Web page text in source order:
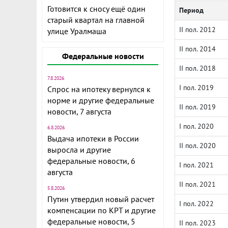
Готовится к сносу ещё один
старый квартал на главной
улице Уралмаша
Федеральные новости
7.8.2026
Спрос на ипотеку вернулся к
норме и другие федеральные
новости, 7 августа
6.8.2026
Выдача ипотеки в России
выросла и другие
федеральные новости, 6
августа
5.8.2026
Путин утвердил новый расчет
компенсации по КРТ и другие
федеральные новости, 5
Период
II пол. 2012
II пол. 2014
II пол. 2018
I пол. 2019
II пол. 2019
I пол. 2020
II пол. 2020
I пол. 2021
II пол. 2021
I пол. 2022
II пол. 2023